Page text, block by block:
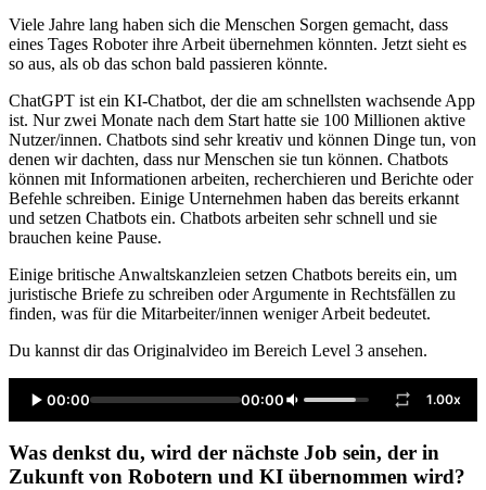
Viele Jahre lang haben sich die Menschen Sorgen gemacht, dass
eines Tages Roboter ihre Arbeit übernehmen könnten. Jetzt sieht es
so aus, als ob das schon bald passieren könnte.
ChatGPT ist ein KI-Chatbot, der die am schnellsten wachsende App
ist. Nur zwei Monate nach dem Start hatte sie 100 Millionen aktive
Nutzer/innen. Chatbots sind sehr kreativ und können Dinge tun, von
denen wir dachten, dass nur Menschen sie tun können. Chatbots
können mit Informationen arbeiten, recherchieren und Berichte oder
Befehle schreiben. Einige Unternehmen haben das bereits erkannt
und setzen Chatbots ein. Chatbots arbeiten sehr schnell und sie
brauchen keine Pause.
Einige britische Anwaltskanzleien setzen Chatbots bereits ein, um
juristische Briefe zu schreiben oder Argumente in Rechtsfällen zu
finden, was für die Mitarbeiter/innen weniger Arbeit bedeutet.
Du kannst dir das Originalvideo im Bereich Level 3 ansehen.
00:00 00:00 1.00x
Was denkst du, wird der nächste Job sein, der in
Zukunft von Robotern und KI übernommen wird?